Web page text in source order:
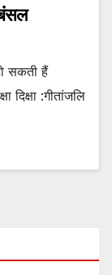
सकती हैं
दिक्षा :गीतांजलि